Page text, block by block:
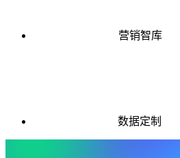
营销智库
数据定制